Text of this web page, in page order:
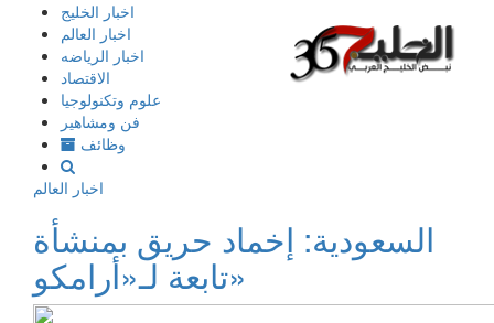
إذهب
المحتوى
اخبار الخليج
اخبار العالم
اخبار الرياضه
الاقتصاد
علوم وتكنولوجيا
فن ومشاهير
وظائف
اخبار العالم
السعودية: إخماد حريق بمنشأة
تابعة لـ«أرامكو»